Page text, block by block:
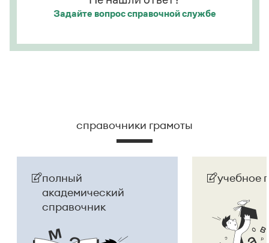
Задайте вопроссправочной службе
справочники грамоты
полный
академический
справочник
учебное